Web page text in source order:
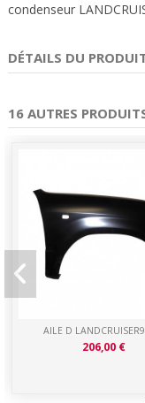
condenseur
DÉTAILS DU
16 AUTRES
AILE D
206,00 €